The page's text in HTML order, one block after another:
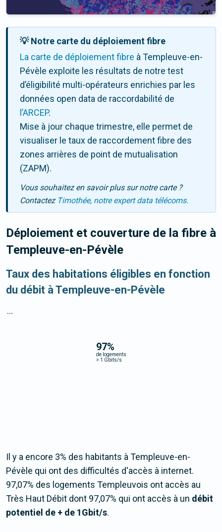
💡 Notre carte du déploiement fibre
La carte de déploiement fibre à Templeuve-en-
Pévèle exploite les résultats de notre test
d’éligibilité multi-opérateurs enrichies par les
données open data de raccordabilité de
l’ARCEP.
Mise à jour chaque trimestre, elle permet de
visualiser le taux de raccordement fibre des
zones arrières de point de mutualisation
(ZAPM).
Vous souhaitez en savoir plus sur notre carte ?
Contactez Timothée, notre expert data télécoms.
Déploiement et couverture de la fibre à
Templeuve-en-Pévèle
Taux des habitations éligibles en fonction
du débit à Templeuve-en-Pévèle
97%
de logements
> 1 Gbits/s
...
Il y a encore 3% des habitants à Templeuve-en-
Pévèle qui ont des difficultés d'accès à internet.
97,07% des logements Templeuvois ont accès au
Très Haut Débit dont 97,07% qui ont accès à un débit
potentiel de + de 1Gbit/s.